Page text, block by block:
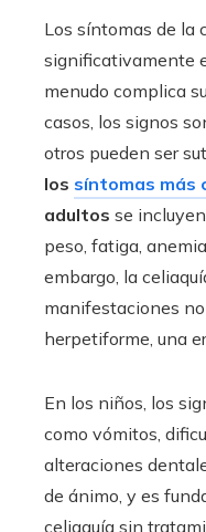
Los síntomas de la
significativamente
menudo complica
casos, los signos
otros pueden ser
los síntomas más
adultos se
peso, fatiga,
embargo, la
manifestaciones
herpetiforme, una
En los niños, los
como vómitos,
alteraciones
de ánimo, y es
celiaquía sin